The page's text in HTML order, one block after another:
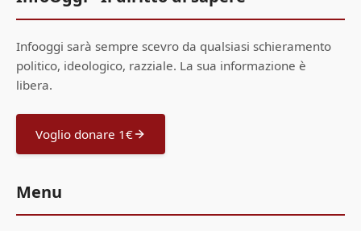
Infooggi sarà sempre scevro da qualsiasi schieramento
politico, ideologico, razziale. La sua informazione è
libera.
Voglio donare 1€
Menu